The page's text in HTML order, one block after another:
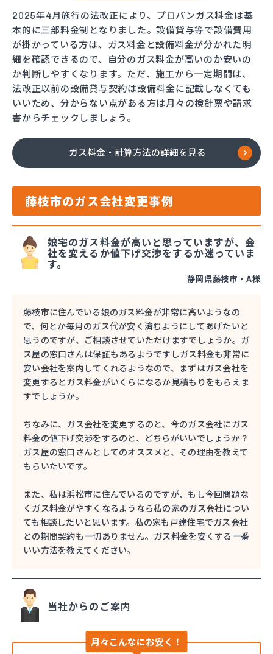
2025年4月施行の法改正により、プロパンガス料金は基
本的に三部料金制となりました。設備貸与等で設備費用
が掛かっている方は、ガス料金と設備料金が分かれた明
細を確認できるので、自分のガス料金が高いのか安いの
か判断しやすくなります。ただ、施工から一定期間は、
法改正以前の設備貸与契約は設備料金に記載しなくても
いいため、分からない点がある方は月々の検針票や請求
書からチェックしましょう。
ガス料金・計算方法の詳細を見る
藤枝市のガス会社変更事例
娘宅のガス料金が高いと思っていますが、会
社を変えるか値下げ交渉をするか迷っていま
す。
静岡県藤枝市・A様
藤枝市に住んでいる娘のガス料金が非常に高いようなの
で、何とか毎月のガス代が安く済むようにしてあげたいと
思うのですが、ご相談させていただけますでしょうか。ガ
ス屋の窓口さんは保証もあるようですしガス料金も非常に
安い会社を案内してくれるようなので、まずはガス会社を
変更するとガス料金がいくらになるか見積もりをもらえま
すでしょうか。
ちなみに、ガス会社を変更するのと、今のガス会社にガス
料金の値下げ交渉をするのと、どちらがいいでしょうか？
ガス屋の窓口さんとしてのオススメと、その理由を教えて
もらいたいです。
また、私は浜松市に住んでいるのですが、もし今回問題な
くガス料金がやすくなるようなら私の家のガス会社につい
ても相談したいと思います。私の家も戸建住宅でガス会社
との期間契約も一切ありません。ガス料金を安くする一番
いい方法を教えてください。
当社からのご案内
月々こんなにお安く！